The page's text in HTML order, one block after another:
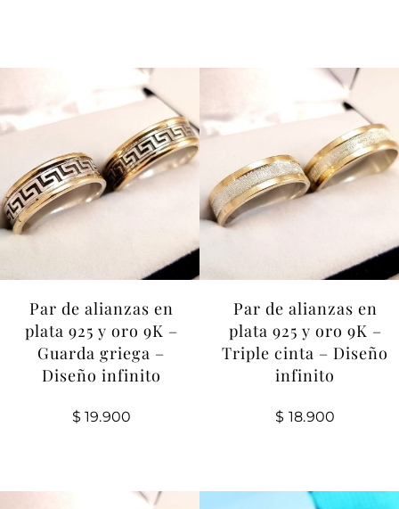
Par de alianzas en
plata 925 y oro 9K –
Guarda griega –
Diseño infinito
$ 19.900
Par de alianzas en
plata 925 y oro 9K –
Triple cinta – Diseño
infinito
$ 18.900